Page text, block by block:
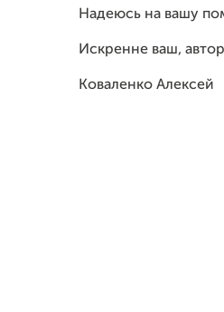
Надеюсь на вашу
Искренне ваш,
Коваленко Алексей